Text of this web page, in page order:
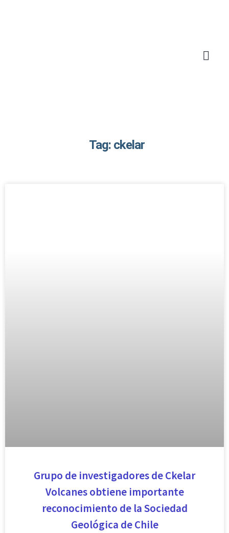
Tag: ckelar
Grupo de investigadores de Ckelar
Volcanes obtiene importante
reconocimiento de la Sociedad
Geológica de Chile